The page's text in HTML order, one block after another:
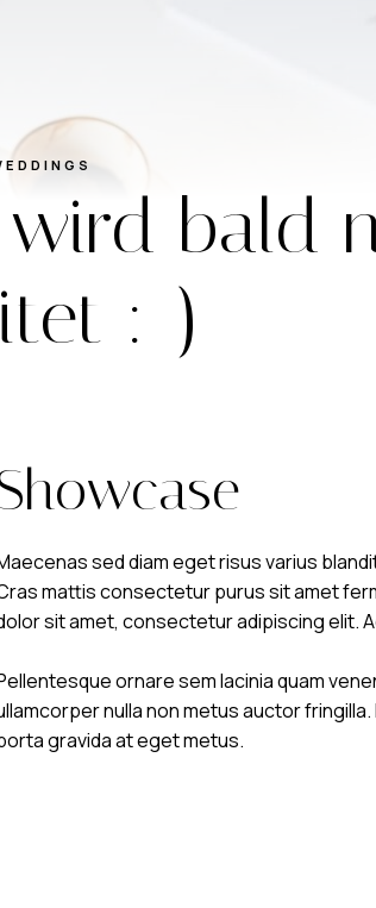
bald
:-)
sed diam eget risus varius
mattis consectetur purus sit amet
sit amet, consectetur adipiscing elit.
ornare sem lacinia quam
nulla non metus auctor fringilla.
gravida at eget metus.